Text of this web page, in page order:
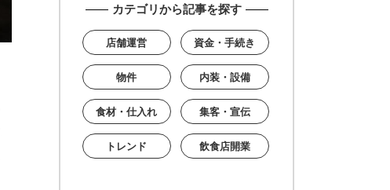
カテゴリから記事を探す
店舗運営 資金・手続き
物件 内装・設備
食材・仕入れ 集客・宣伝
トレンド 飲食店開業